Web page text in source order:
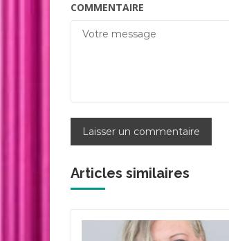
COMMENTAIRE
Articles similaires